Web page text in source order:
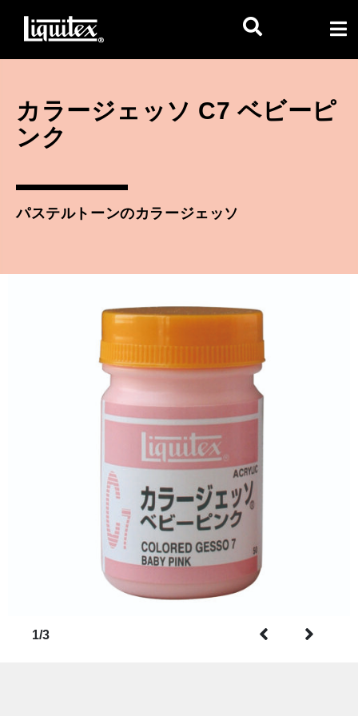
カラージェッソ C7 ベビーピ
ンク
パステルトーンのカラージェッソ
1/3